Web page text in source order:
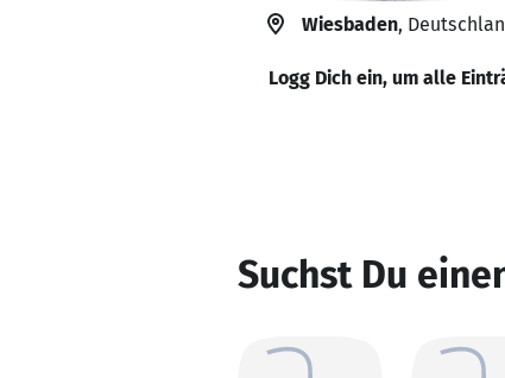
Wiesbaden,
Logg Dich ein, um alle
Suchst Du